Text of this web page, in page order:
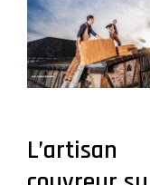
L’artisan